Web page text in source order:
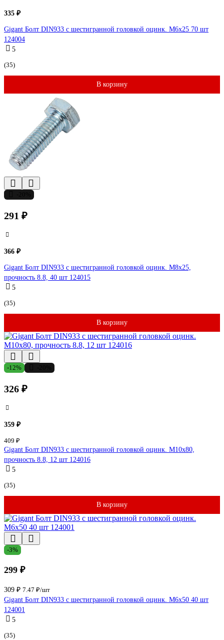
335 ₽
Gigant Болт DIN933 с шестигранной головкой оцинк. М6x25 70 шт
124004
5
(35)
В корзину
291 ₽
366 ₽
Gigant Болт DIN933 с шестигранной головкой оцинк. М8x25,
прочность 8.8, 40 шт 124015
5
(35)
В корзину
-12%
326 ₽
359 ₽
409 ₽
Gigant Болт DIN933 с шестигранной головкой оцинк. М10x80,
прочность 8.8, 12 шт 124016
5
(35)
В корзину
-3%
299 ₽
309 ₽ 7.47 ₽/шт
Gigant Болт DIN933 с шестигранной головкой оцинк. М6x50 40 шт
124001
5
(35)